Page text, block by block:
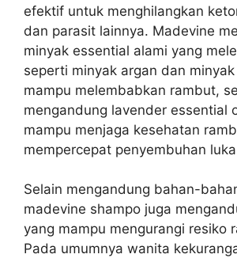
efektif untuk menghilangkan
dan parasit lainnya. Madevine
minyak essential alami yang
seperti minyak argan dan
mampu melembabkan rambut,
mengandung lavender essential
mampu menjaga kesehatan
mempercepat penyembuhan
Selain mengandung bahan-
madevine shampo juga
yang mampu mengurangi resiko
Pada umumnya wanita